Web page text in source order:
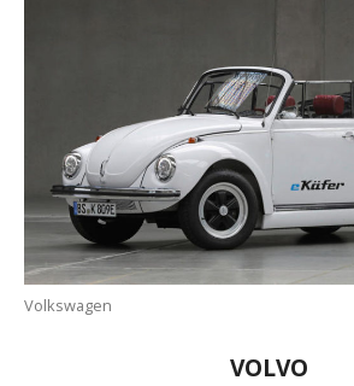
Volkswagen
VOLVO